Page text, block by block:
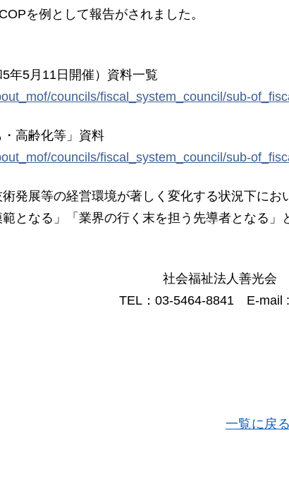
を例として報告がされました。
年5月11日開催）資料一覧
councils/fiscal_system_council/sub-
高齢化等」資料
councils/fiscal_system_council/sub-
発展等の経営環境が著しく変化する状況下に
となる」「業界の行く末を担う先導者となる
社会福祉法人善光
TEL：03-5464-8841 E-mail :
一覧に戻る